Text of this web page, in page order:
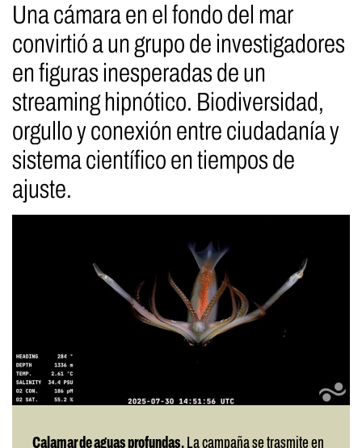
Una cámara en el fondo del mar
convirtió a un grupo de investigadores
en figuras inesperadas de un
streaming hipnótico. Biodiversidad,
orgullo y conexión entre ciudadanía y
sistema científico en tiempos de
ajuste.
Calamar de aguas profundas. La campaña se trasmite en